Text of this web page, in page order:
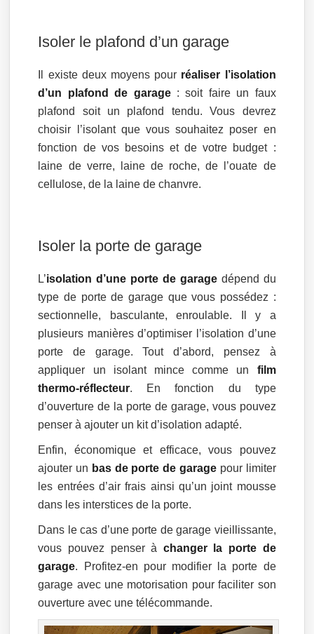
Isoler le plafond d’un garage
Il existe deux moyens pour réaliser l’isolation
d’un plafond de garage: soit faire un faux
plafond soit un plafond tendu. Vous devrez
choisir l’isolant que vous souhaitez poser en
fonction de vos besoins et de votre budget :
laine de verre, laine de roche, de l’ouate de
cellulose, de la laine de chanvre.
Isoler la porte de garage
L’isolation d’une porte de garagedépend du
type de porte de garage que vous possédez :
sectionnelle, basculante, enroulable. Il y a
plusieurs manières d’optimiser l’isolation d’une
porte de garage. Tout d’abord, pensez à
appliquer un isolant mince comme un film
thermo-réflecteur. En fonction du type
d’ouverture de la porte de garage, vous pouvez
penser à ajouter un kit d’isolation adapté.
Enfin, économique et efficace, vous pouvez
ajouter un bas de porte de garage pour limiter
les entrées d’air frais ainsi qu’un joint mousse
dans les interstices de la porte.
Dans le cas d’une porte de garage vieillissante,
vous pouvez penser à changer la porte de
garage. Profitez-en pour modifier la porte de
garage avec une motorisation pour faciliter son
ouverture avec une télécommande.